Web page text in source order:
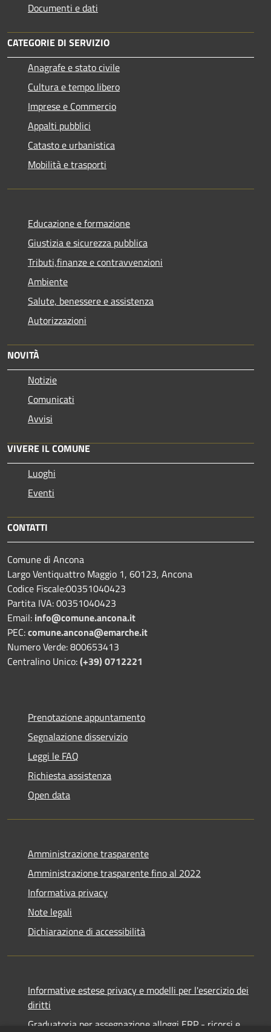
Documenti e dati
CATEGORIE DI SERVIZIO
Anagrafe e stato civile
Cultura e tempo libero
Imprese e Commercio
Appalti pubblici
Catasto e urbanistica
Mobilità e trasporti
Educazione e formazione
Giustizia e sicurezza pubblica
Tributi,finanze e contravvenzioni
Ambiente
Salute, benessere e assistenza
Autorizzazioni
NOVITÀ
Notizie
Comunicati
Avvisi
VIVERE IL COMUNE
Luoghi
Eventi
CONTATTI
Comune di Ancona
Largo Ventiquattro Maggio 1, 60123, Ancona
Codice Fiscale:00351040423
Partita IVA: 00351040423
Email: info@comune.ancona.it
PEC:comune.ancona@emarche.it
Numero Verde: 800653413
Centralino Unico:(+39) 0712221
Prenotazione appuntamento
Segnalazione disservizio
Leggi le FAQ
Richiesta assistenza
Open data
Amministrazione trasparente
Amministrazione trasparente fino al 2022
Informativa privacy
Note legali
Dichiarazione di accessibilità
Informative estese privacy e modelli per l'esercizio dei
diritti
Graduatoria per assegnazione alloggi ERP - ricorsi e